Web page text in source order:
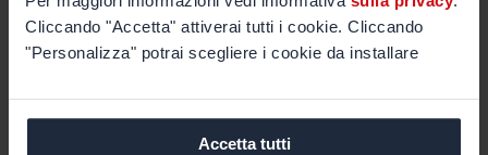
Cliccando "Accetta" attiverai tutti i cookie. Cliccando
"Personalizza" potrai scegliere i cookie da installare
Accetta tutti